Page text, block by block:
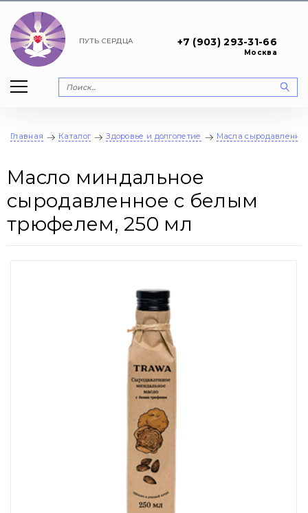
ПУТЬ СЕРДЦА +7 (903) 293-31-66
Москва
Главная Каталог Здоровье и долголетие Масла
Масло миндальное
сыродавленное с белым
трюфелем, 250 мл